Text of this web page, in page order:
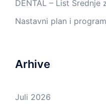
DENTAL – List
Nastavni plan i
Arhive
Juli 2026